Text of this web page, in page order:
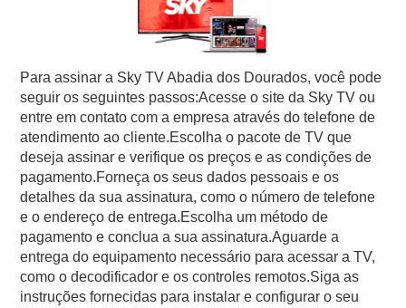
Para assinar a Sky TV Abadia dos Dourados, você pode
seguir os seguintes passos:Acesse o site da Sky TV ou
entre em contato com a empresa através do telefone de
atendimento ao cliente.Escolha o pacote de TV que
deseja assinar e verifique os preços e as condições de
pagamento.Forneça os seus dados pessoais e os
detalhes da sua assinatura, como o número de telefone
e o endereço de entrega.Escolha um método de
pagamento e conclua a sua assinatura.Aguarde a
entrega do equipamento necessário para acessar a TV,
como o decodificador e os controles remotos.Siga as
instruções fornecidas para instalar e configurar o seu